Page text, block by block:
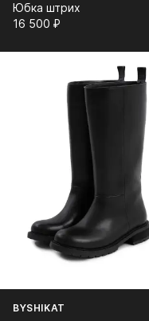
Юбка штрих
16 500⁠ ⁠₽
BYSHIKAT